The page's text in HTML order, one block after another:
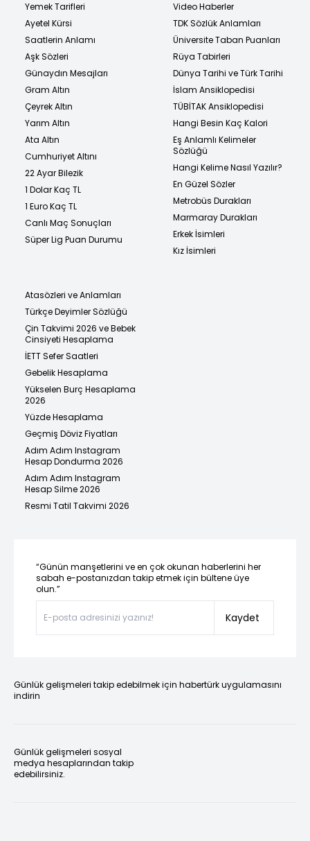
Yemek Tarifleri
Ayetel Kürsi
Saatlerin Anlamı
Aşk Sözleri
Günaydın Mesajları
Gram Altın
Çeyrek Altın
Yarım Altın
Ata Altın
Cumhuriyet Altını
22 Ayar Bilezik
1 Dolar Kaç TL
1 Euro Kaç TL
Canlı Maç Sonuçları
Süper Lig Puan Durumu
Video Haberler
TDK Sözlük Anlamları
Üniversite Taban Puanları
Rüya Tabirleri
Dünya Tarihi ve Türk Tarihi
İslam Ansiklopedisi
TÜBİTAK Ansiklopedisi
Hangi Besin Kaç Kalori
Eş Anlamlı Kelimeler
Sözlüğü
Hangi Kelime Nasıl Yazılır?
En Güzel Sözler
Metrobüs Durakları
Marmaray Durakları
Erkek İsimleri
Kız İsimleri
Atasözleri ve Anlamları
Türkçe Deyimler Sözlüğü
Çin Takvimi 2026 ve Bebek
Cinsiyeti Hesaplama
İETT Sefer Saatleri
Gebelik Hesaplama
Yükselen Burç Hesaplama
2026
Yüzde Hesaplama
Geçmiş Döviz Fiyatları
Adım Adım Instagram
Hesap Dondurma 2026
Adım Adım Instagram
Hesap Silme 2026
Resmi Tatil Takvimi 2026
“Günün manşetlerini ve en çok okunan haberlerini her
sabah e-postanızdan takip etmek için bültene üye
olun.”
Kaydet
Günlük gelişmeleri takip edebilmek için habertürk uygulamasını
indirin
Günlük gelişmeleri sosyal
medya hesaplarından takip
edebilirsiniz.